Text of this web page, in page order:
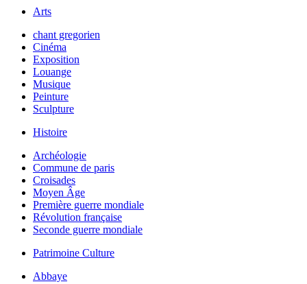
Arts
chant gregorien
Cinéma
Exposition
Louange
Musique
Peinture
Sculpture
Histoire
Archéologie
Commune de paris
Croisades
Moyen Âge
Première guerre mondiale
Révolution française
Seconde guerre mondiale
Patrimoine Culture
Abbaye